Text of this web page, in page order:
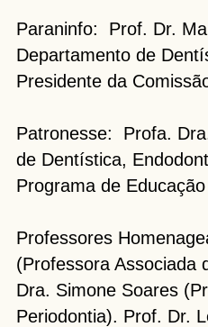
Paraninfo: Prof. Dr.
Departamento de
Presidente da
Patronesse: Profa.
de Dentística,
Programa de
Professores
(Professora Associada
Dra. Simone Soares
Periodontia). Prof. Dr.